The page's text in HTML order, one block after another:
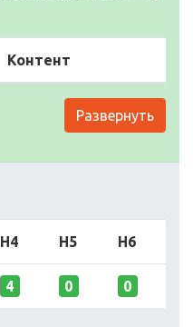
Контент
Развернуть
H4 H5 H6
4 0 0